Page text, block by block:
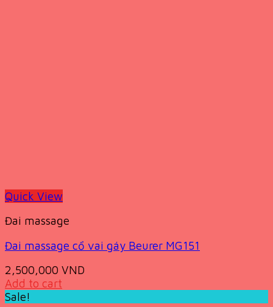
Quick View
Đai massage
Đai massage cổ vai gáy Beurer MG151
2,500,000 VND
Add to cart
Sale!